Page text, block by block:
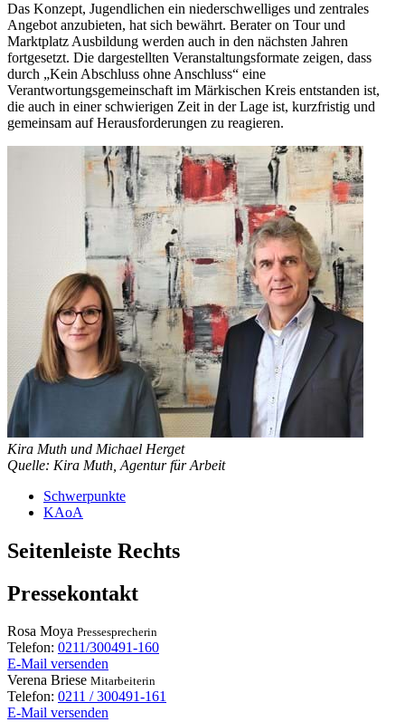
Das Konzept, Jugendlichen ein niederschwelliges und zentrales
Angebot anzubieten, hat sich bewährt. Berater on Tour und
Marktplatz Ausbildung werden auch in den nächsten Jahren
fortgesetzt. Die dargestellten Veranstaltungsformate zeigen, dass
durch „Kein Abschluss ohne Anschluss“ eine
Verantwortungsgemeinschaft im Märkischen Kreis entstanden ist,
die auch in einer schwierigen Zeit in der Lage ist, kurzfristig und
gemeinsam auf Herausforderungen zu reagieren.
Kira Muth und Michael Herget
Quelle: Kira Muth, Agentur für Arbeit
Schwerpunkte
KAoA
Seitenleiste Rechts
Pressekontakt
Rosa Moya Pressesprecherin
Telefon: 0211/300491-160
E-Mail versenden
Verena Briese Mitarbeiterin
Telefon: 0211 / 300491-161
E-Mail versenden